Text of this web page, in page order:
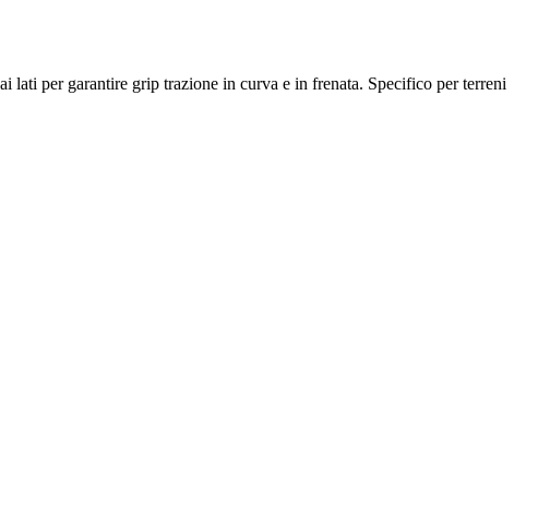
lati per garantire grip trazione in curva e in frenata. Specifico per terreni